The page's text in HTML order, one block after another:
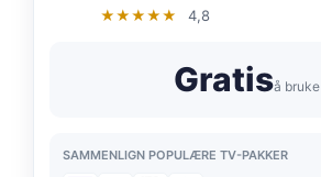
★★★★★ 4,8
Gratiså bruke
SAMMENLIGN POPULÆRE TV-PAKKER